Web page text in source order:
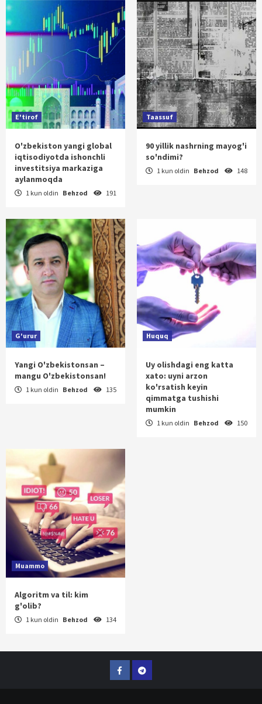
E'tirof
O'zbekiston yangi global
iqtisodiyotda ishonchli
investitsiya markaziga
aylanmoqda
1 kun oldin Behzod 191
Taassuf
90 yillik nashrning mayog'i
so'ndimi?
1 kun oldin Behzod 148
G'urur
Yangi O'zbekistonsan –
mangu O'zbekistonsan!
1 kun oldin Behzod 135
Huquq
Uy olishdagi eng katta
xato: uyni arzon
ko'rsatish keyin
qimmatga tushishi
mumkin
1 kun oldin Behzod 150
Muammo
Algoritm va til: kim
g'olib?
1 kun oldin Behzod 134
FacebookTelegram